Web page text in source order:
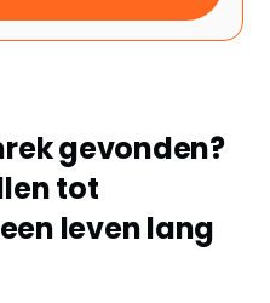
gevonden?
tot
leven lang